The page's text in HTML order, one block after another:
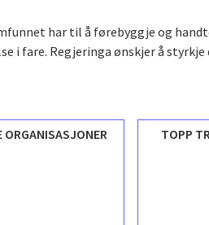
har til å førebyggje og
i fare. Regjeringa ønskjer å
ORGANISASJONER TOPP